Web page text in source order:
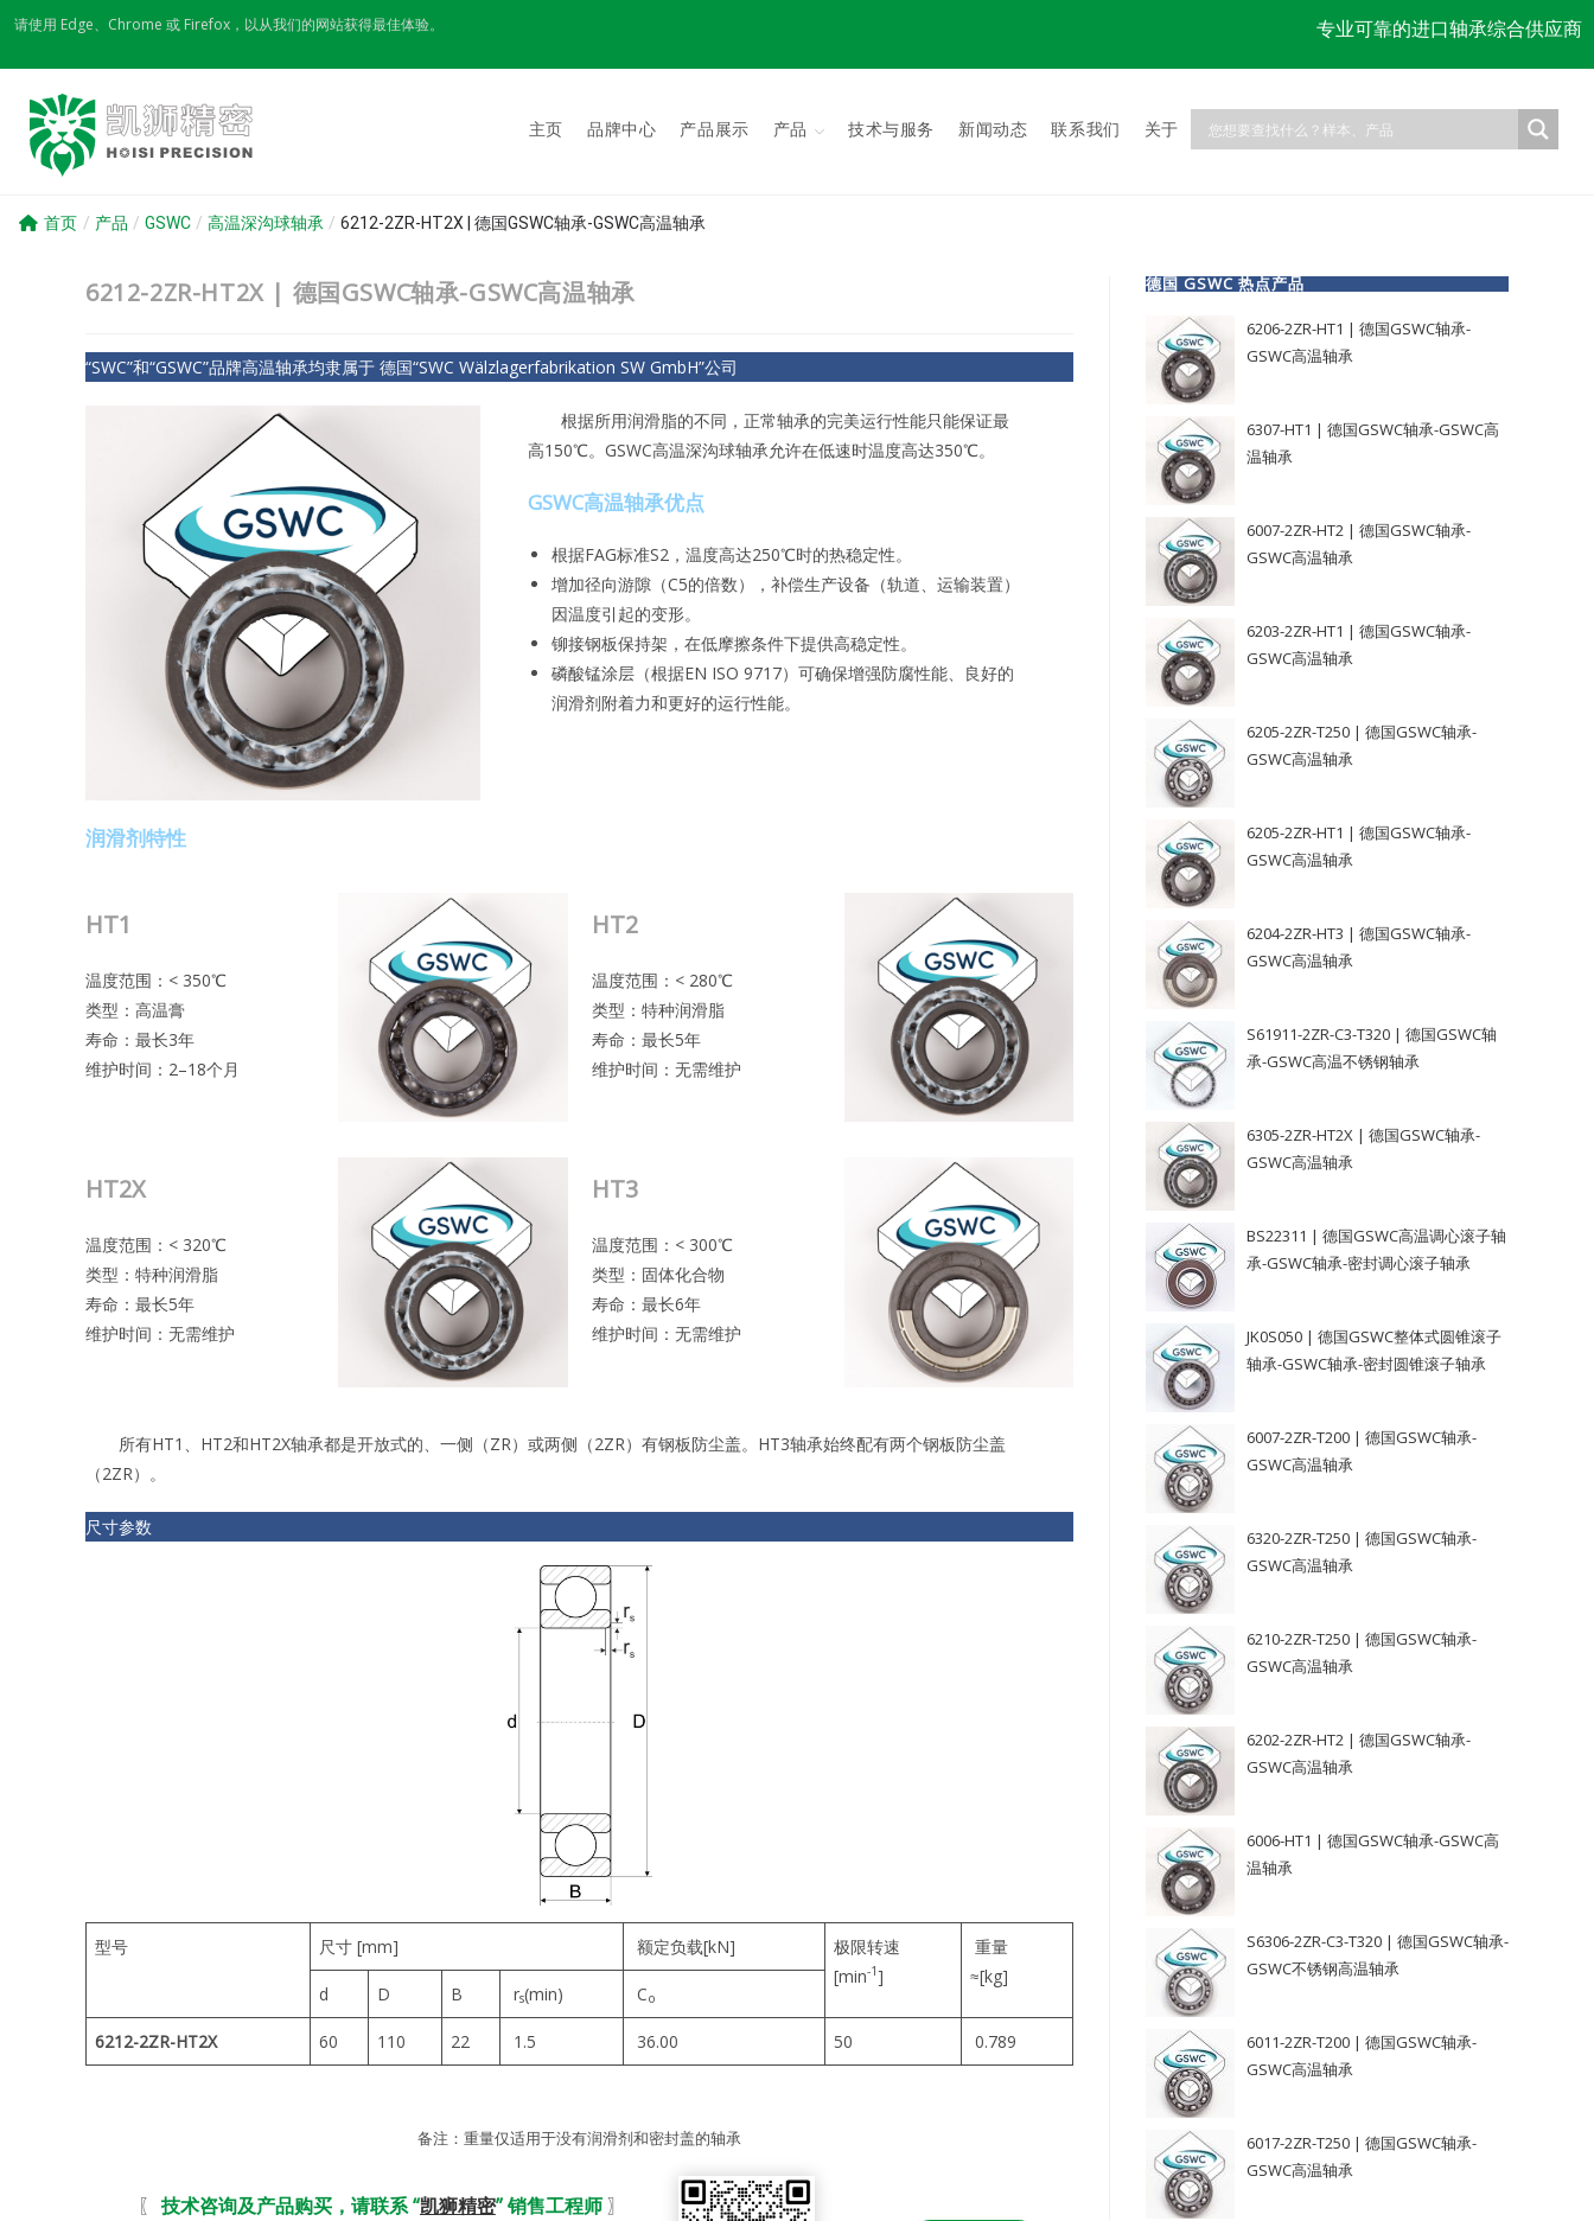
Skip
content
请使用 Edge、Chrome 或 Firefox，以从我们的网站获得最佳体验。 专业可靠的进口轴承综合供应商
主页 品牌中心 产品展示 产品 技术与服务 新闻动态 联系我们 关于
首页 / 产品 / GSWC / 高温深沟球轴承 / 6212-2ZR-HT2X | 德国GSWC轴承-GSWC高温轴承
6212-2ZR-HT2X | 德国GSWC轴承-GSWC高温轴承
“SWC”和“GSWC”品牌高温轴承均隶属于 德国“SWC Wälzlagerfabrikation SW GmbH”公司
根据所用润滑脂的不同，正常轴承的完美运行性能只能保证最
高150℃。GSWC高温深沟球轴承允许在低速时温度高达350℃。
GSWC高温轴承优点
根据FAG标准S2，温度高达250℃时的热稳定性。
增加径向游隙（C5的倍数），补偿生产设备（轨道、运输装置）
因温度引起的变形。
铆接钢板保持架，在低摩擦条件下提供高稳定性。
磷酸锰涂层（根据EN ISO 9717）可确保增强防腐性能、良好的
润滑剂附着力和更好的运行性能。
润滑剂特性
HT1
温度范围：< 350℃
类型：高温膏
寿命：最长3年
维护时间：2–18个月
HT2
温度范围：< 280℃
类型：特种润滑脂
寿命：最长5年
维护时间：无需维护
HT2X
温度范围：< 320℃
类型：特种润滑脂
寿命：最长5年
维护时间：无需维护
HT3
温度范围：< 300℃
类型：固体化合物
寿命：最长6年
维护时间：无需维护
所有HT1、HT2和HT2X轴承都是开放式的、一侧（ZR）或两侧（2ZR）有钢板防尘盖。HT3轴承始终配有两个钢板防尘盖
（2ZR）。
尺寸参数
型号 尺寸 [mm] 额定负载[kN]
极限转速
[min-1]
重量
≈[kg]
d D B rs(min) Co
6212-2ZR-HT2X 60 110 22 1.5 36.00 50 0.789
备注：重量仅适用于没有润滑剂和密封盖的轴承
〖 技术咨询及产品购买，请联系 “凯狮精密” 销售工程师〗
德国 GSWC 热点产品
6206-2ZR-HT1 | 德国GSWC轴承-
GSWC高温轴承
6307-HT1 | 德国GSWC轴承-GSWC高
温轴承
6007-2ZR-HT2 | 德国GSWC轴承-
GSWC高温轴承
6203-2ZR-HT1 | 德国GSWC轴承-
GSWC高温轴承
6205-2ZR-T250 | 德国GSWC轴承-
GSWC高温轴承
6205-2ZR-HT1 | 德国GSWC轴承-
GSWC高温轴承
6204-2ZR-HT3 | 德国GSWC轴承-
GSWC高温轴承
S61911-2ZR-C3-T320 | 德国GSWC轴
承-GSWC高温不锈钢轴承
6305-2ZR-HT2X | 德国GSWC轴承-
GSWC高温轴承
BS22311 | 德国GSWC高温调心滚子轴
承-GSWC轴承-密封调心滚子轴承
JK0S050 | 德国GSWC整体式圆锥滚子
轴承-GSWC轴承-密封圆锥滚子轴承
6007-2ZR-T200 | 德国GSWC轴承-
GSWC高温轴承
6320-2ZR-T250 | 德国GSWC轴承-
GSWC高温轴承
6210-2ZR-T250 | 德国GSWC轴承-
GSWC高温轴承
6202-2ZR-HT2 | 德国GSWC轴承-
GSWC高温轴承
6006-HT1 | 德国GSWC轴承-GSWC高
温轴承
S6306-2ZR-C3-T320 | 德国GSWC轴承-
GSWC不锈钢高温轴承
6011-2ZR-T200 | 德国GSWC轴承-
GSWC高温轴承
6017-2ZR-T250 | 德国GSWC轴承-
GSWC高温轴承